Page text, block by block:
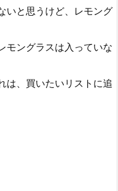
いと思うけど、レモング
モングラスは入っていな
は、買いたいリストに追